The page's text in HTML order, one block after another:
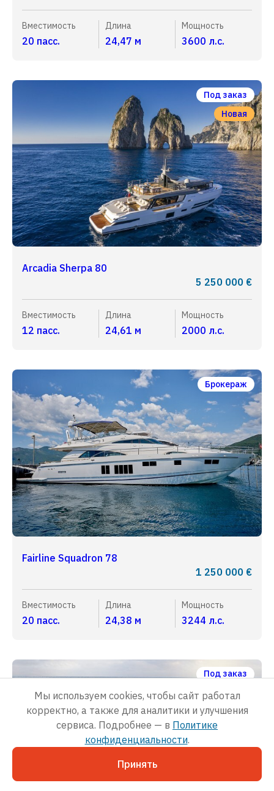
Вместимость
20 пасс.
Длина
24,47 м
Мощность
3600 л.с.
Под заказ
Новая
Arcadia Sherpa 80
5 250 000 €
Вместимость
12 пасс.
Длина
24,61 м
Мощность
2000 л.с.
Брокераж
Fairline Squadron 78
1 250 000 €
Вместимость
20 пасс.
Длина
24,38 м
Мощность
3244 л.с.
Под заказ
Новая
Мы используем cookies, чтобы сайт работал
корректно, а также для аналитики и улучшения
сервиса. Подробнее — в Политике
конфиденциальности.
Принять